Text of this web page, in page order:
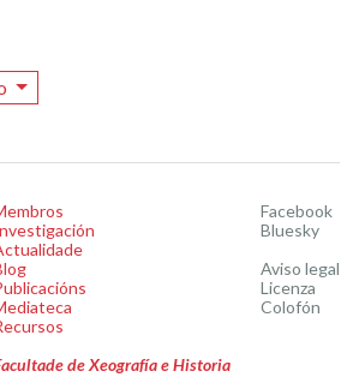
Facebook
Bluesky
Aviso legal
Licenza
Colofón
de Xeografía e Historia